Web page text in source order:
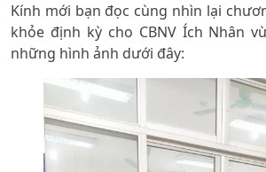
Kính mới bạn đọc cùng nhìn lại
khỏe định kỳ cho CBNV Ích Nhân
những hình ảnh dưới đây: